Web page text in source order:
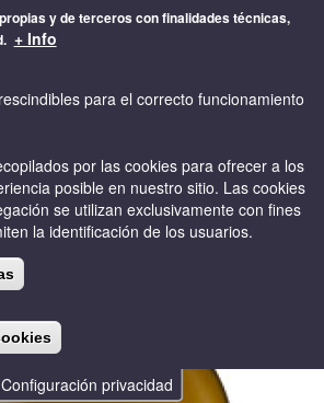
Configuración privacidad
y de terceros con finalidades técnicas,
+ Info
para el correcto funcionamiento
por las cookies para ofrecer a los
posible en nuestro sitio. Las cookies
se utilizan exclusivamente con fines
la identificación de los usuarios.